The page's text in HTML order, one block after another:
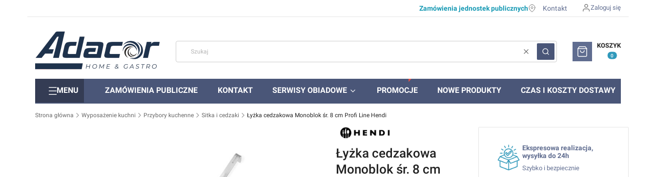
Zamówienia jednostek publicznych Kontakt Zaloguj się
WyczyśćSzukaj
Produkty w koszyku: 0.
KOSZYK
MENU ZAMÓWIENIA PUBLICZNE KONTAKT SERWISY OBIADOWE PROMOCJE NOWE PRODUKTY CZAS I KOSZTY DOSTAWY
Strona główna Wyposażenie kuchni Przybory kuchenne Sitka i cedzaki Łyżka cedzakowa Monoblok śr. 8 cm Profi Line Hendi
Łyżka cedzakowa
Monoblok śr. 8 cm
Ekspresowa realizacja,
wysyłka do 24h
Szybko i bezpiecznie